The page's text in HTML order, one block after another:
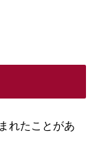
れたことがあ